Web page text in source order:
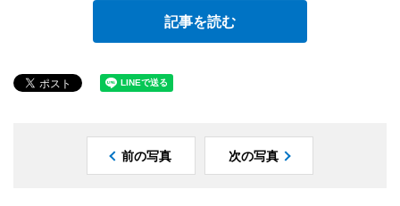
記事を読む
前の写真 次の写真